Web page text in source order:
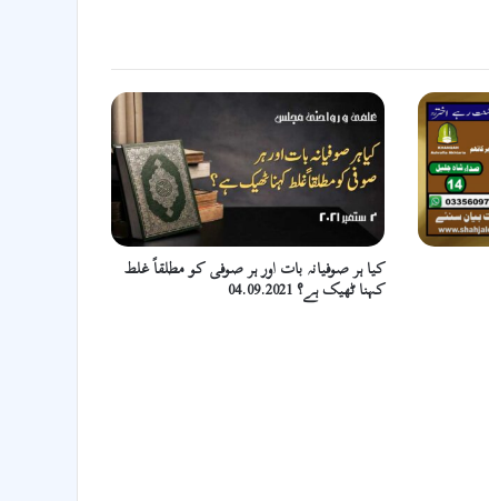
کیا ہر صوفیانہ بات اور ہر صوفی کو مطلقاً غلط
کہنا ٹھیک ہے؟ 04.09.2021